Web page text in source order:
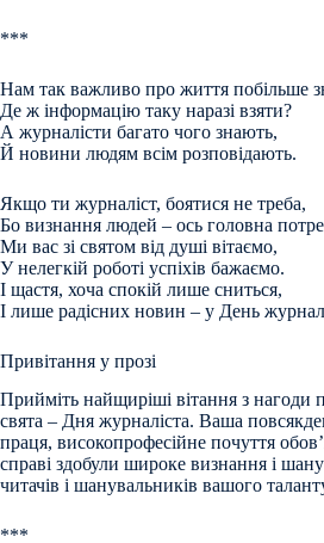
***
Нам так важливо про життя побільше
Де ж інформацію таку наразі взяти?
А журналісти багато чого знають,
Й новини людям всім розповідають.
Якщо ти журналіст, боятися не треба,
Бо визнання людей – ось головна
Ми вас зі святом від душі вітаємо,
У нелегкій роботі успіхів бажаємо.
І щастя, хоча спокій лише сниться,
І лише радісних новин – у День
Привітання у прозі
Прийміть найщиріші вітання з нагоди
свята – Дня журналіста. Ваша
праця, високопрофесійне почуття
справі здобули широке визнання і шану
читачів і шанувальників вашого
***